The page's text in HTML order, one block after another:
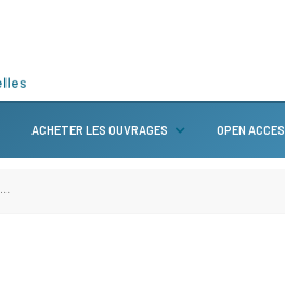
ACHETER LES OUVRAGES OPEN